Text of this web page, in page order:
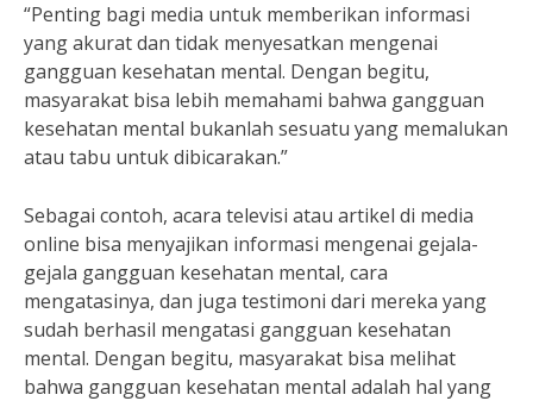
“Penting bagi media untuk memberikan informasi
yang akurat dan tidak menyesatkan mengenai
gangguan kesehatan mental. Dengan begitu,
masyarakat bisa lebih memahami bahwa gangguan
kesehatan mental bukanlah sesuatu yang memalukan
atau tabu untuk dibicarakan.”
Sebagai contoh, acara televisi atau artikel di media
online bisa menyajikan informasi mengenai gejala-
gejala gangguan kesehatan mental, cara
mengatasinya, dan juga testimoni dari mereka yang
sudah berhasil mengatasi gangguan kesehatan
mental. Dengan begitu, masyarakat bisa melihat
bahwa gangguan kesehatan mental adalah hal yang